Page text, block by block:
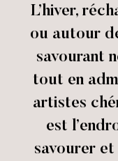
L’hiver,
ou autour
savourant
tout en
artistes
est
savourer